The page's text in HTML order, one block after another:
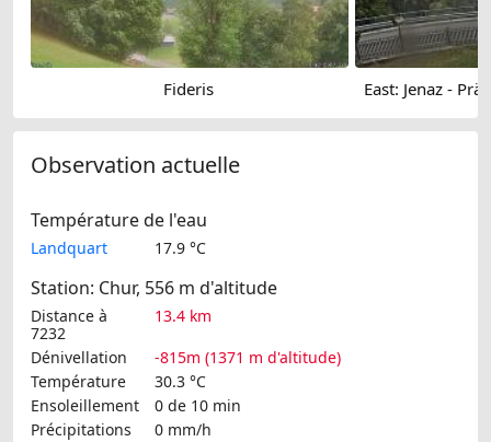
Fideris
Observation actuelle
Température de l'eau
Landquart 17.9 °C
Station: Chur, 556 m d'altitude
Distance à
7232
13.4 km
Dénivellation
-815m (1371 m d'altitude)
Température
30.3 °C
Ensoleillement
0 de 10 min
Précipitations
0 mm/h